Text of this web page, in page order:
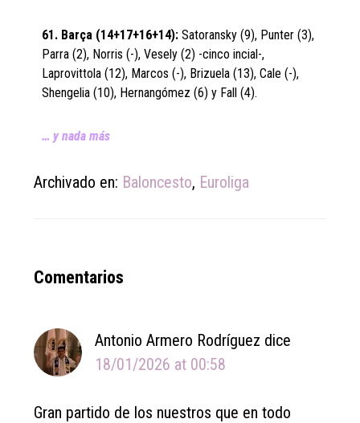
61. Barça (14+17+16+14): Satoransky (9), Punter (3),
Parra (2), Norris (-), Vesely (2) -cinco incial-,
Laprovittola (12), Marcos (-), Brizuela (13), Cale (-),
Shengelia (10), Hernangómez (6) y Fall (4).
… y nada más
Archivado en: Baloncesto, Euroliga
Reader
Comentarios
Antonio Armero Rodríguez dice
18/01/2026 at 00:58
Gran partido de los nuestros que en todo